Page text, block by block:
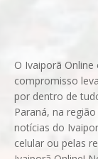
O Ivaiporã
compromisso
por dentro de
Paraná, na
notícias do
celular ou pelas